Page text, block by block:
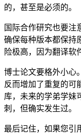
的，甚至是必须的。
国际合作研究也要注
确保每种版本都保持
险极高，因为翻译软
博士论文要格外小心
反而增加了重复的可
库，未来的学弟学
刺，但确实发生过。
最后记住，如果您引